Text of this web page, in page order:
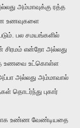
அம்மாவுக்கு ரத்த
உணவுகளை
பல சமயங்களில்
சிரமம் என்றோ அல்லது
உணவை உட்கொள்ள
அப்பா அல்லது அம்மாவால்
தொடர்ந்து புகார்
உண்ண வேண்டியதை